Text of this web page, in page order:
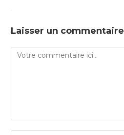
Laisser un commentaire